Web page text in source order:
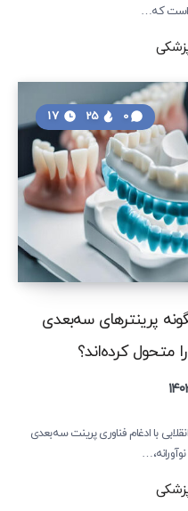
است که…
پرینترهای سه‌بعدی
متحول کرده‌اند؟
0
25
با ادغام فناوری پرینت سه‌بعدی